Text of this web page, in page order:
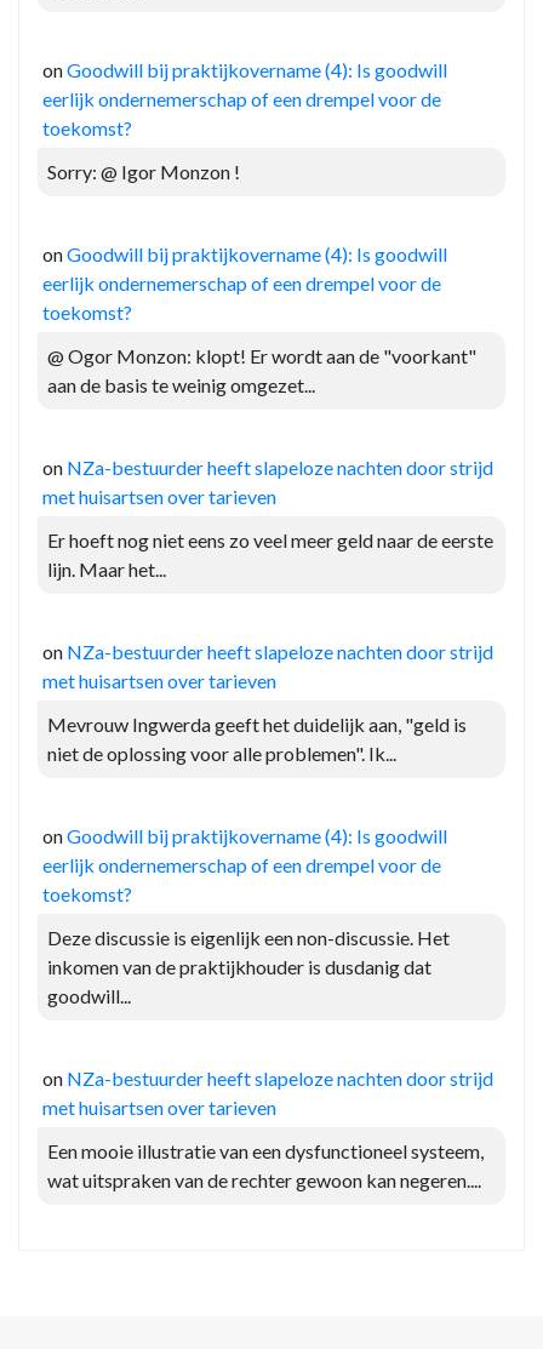
onGoodwill bij praktijkovername (4): Is goodwill
eerlijk ondernemerschap of een drempel voor de
toekomst?
Sorry: @ Igor Monzon !
onGoodwill bij praktijkovername (4): Is goodwill
eerlijk ondernemerschap of een drempel voor de
toekomst?
@ Ogor Monzon: klopt! Er wordt aan de "voorkant"
aan de basis te weinig omgezet...
on NZa-bestuurder heeft slapeloze nachten door strijd
met huisartsen over tarieven
Er hoeft nog niet eens zo veel meer geld naar de eerste
lijn. Maar het...
on NZa-bestuurder heeft slapeloze nachten door strijd
met huisartsen over tarieven
Mevrouw Ingwerda geeft het duidelijk aan, "geld is
niet de oplossing voor alle problemen". Ik...
onGoodwill bij praktijkovername (4): Is goodwill
eerlijk ondernemerschap of een drempel voor de
toekomst?
Deze discussie is eigenlijk een non-discussie. Het
inkomen van de praktijkhouder is dusdanig dat
goodwill...
on NZa-bestuurder heeft slapeloze nachten door strijd
met huisartsen over tarieven
Een mooie illustratie van een dysfunctioneel systeem,
wat uitspraken van de rechter gewoon kan negeren....